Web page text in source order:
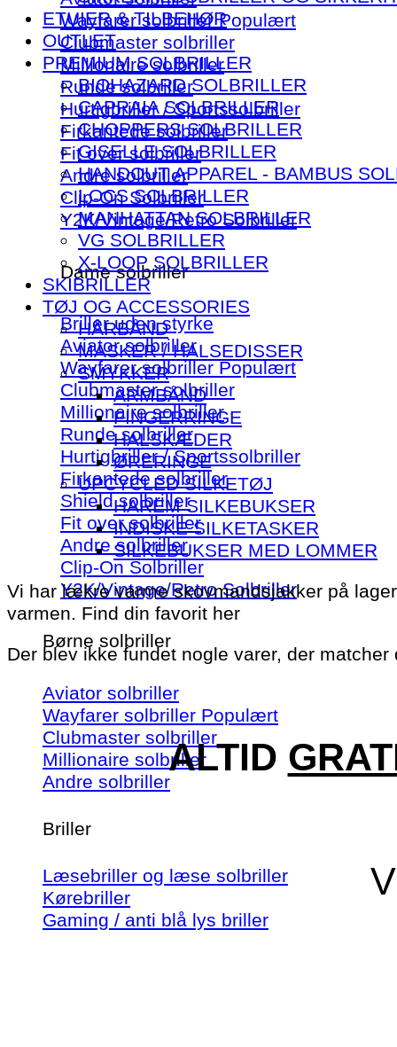
Wayfarer solbriller
Clubmaster solbriller
Millionaire solbriller
Runde solbriller
Hurtigbriller / Sportssolbriller
Firkantede solbriller
Fit over solbriller
Andre solbriller
Clip-On Solbriller
Y2K/Vintage/Retro Solbriller
Dame solbriller
Briller uden styrke
Aviator solbriller
Wayfarer solbriller
Clubmaster solbriller
Millionaire solbriller
Runde solbriller
Hurtigbriller / Sportssolbriller
Firkantede solbriller
Shield solbriller
Fit over solbriller
Andre solbriller
Clip-On Solbriller
Y2K/Vintage/Retro Solbriller
Børne solbriller
Aviator solbriller
Wayfarer solbriller
Clubmaster solbriller
Millionaire solbriller
Andre solbriller
Briller
Læsebriller og læse solbriller
Kørebriller
Gaming / anti blå lys briller
ETUIER & TILBEHØR
OUTLET
PREMIUM SOLBRILLER
BIOHAZARD SOLBRILLER
CAPRAIA SOLBRILLER
CHOPPERS SOLBRILLER
GISELLE SOLBRILLER
HANDOUT APPAREL - BAMBUS
LOCS SOLBRILLER
MANHATTAN SOLBRILLER
VG SOLBRILLER
X-LOOP SOLBRILLER
SKIBRILLER
TØJ OG ACCESSORIES
HÅRBÅND
MASKER / HALSEDISSER
SMYKKER
ARMBÅND
FINGERRINGE
HALSKÆDER
ØRERINGE
UPCYCLED SILKETØJ
HAREM SILKEBUKSER
INDISKE SILKETASKER
SILKEBUKSER MED LOMMER
Vi har lækre varme skovmandsjakker på
varmen. Find din favorit her
Der blev ikke fundet nogle varer, der matcher
ALTID